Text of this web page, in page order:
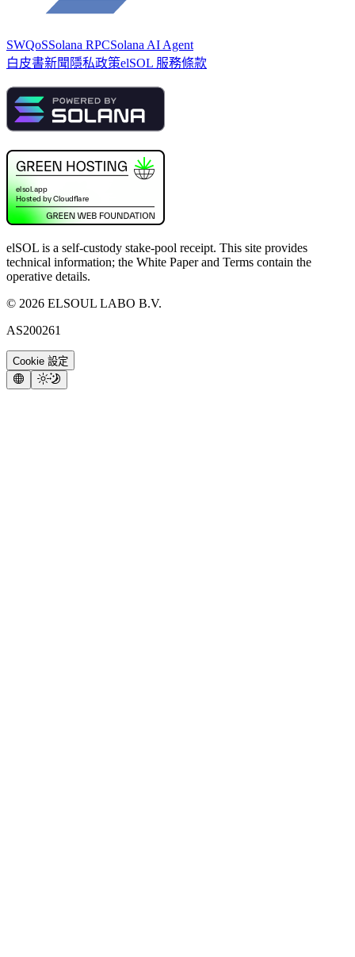
SWQoSSolana RPCSolana AI Agent
白皮書新聞 隱私政策elSOL 服務條款
elSOL is a self-custody stake-pool receipt. This site provides
technical information; the White Paper and Terms contain the
operative details.
© 2026 ELSOUL LABO B.V.
AS200261
Cookie 設定